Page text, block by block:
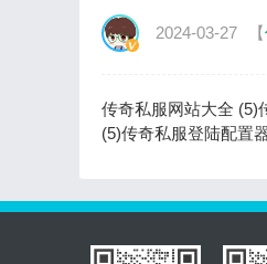
2024-03-27 【
传奇私服网站大全 (5)
(5)传奇私服登陆配置